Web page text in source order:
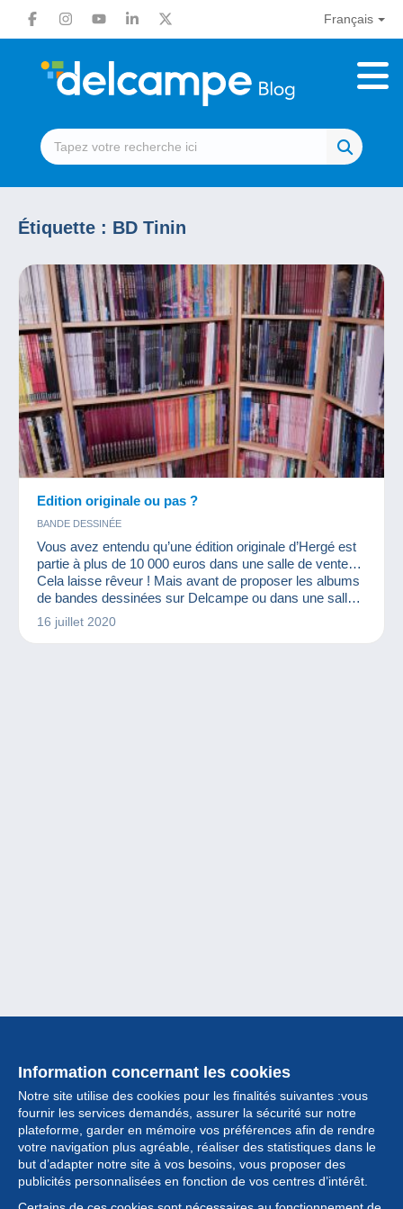
Français
Étiquette : BD Tinin
Edition originale ou pas ?
BANDE DESSINÉE
Vous avez entendu qu’une édition originale d’Hergé est
partie à plus de 10 000 euros dans une salle de vente…
Cela laisse rêveur ! Mais avant de proposer les albums
de bandes dessinées sur Delcampe ou dans une salle
de vente, il est important de savoir si vous êtes bien
face à une édition originale…
16 juillet 2020
Information concernant les cookies
Notre site utilise des cookies pour les finalités suivantes :vous
fournir les services demandés, assurer la sécurité sur notre
plateforme, garder en mémoire vos préférences afin de rendre
votre navigation plus agréable, réaliser des statistiques dans le
but d’adapter notre site à vos besoins, vous proposer des
publicités personnalisées en fonction de vos centres d’intérêt.
Collection